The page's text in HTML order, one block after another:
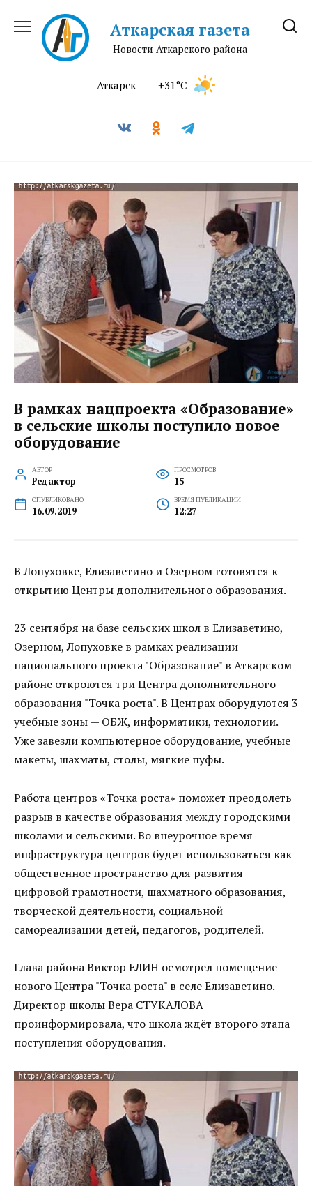
содержанию
Аткарская газета
Новости Аткарского района
Аткарск +31°C
В рамках нацпроекта «Образование»
в сельские школы поступило новое
оборудование
АВТОР
Редактор
ПРОСМОТРОВ
15
ОПУБЛИКОВАНО
16.09.2019
ВРЕМЯ ПУБЛИКАЦИИ
12:27
В Лопуховке, Елизаветино и Озерном готовятся к
открытию Центры дополнительного образования.
23 сентября на базе сельских школ в Елизаветино,
Озерном, Лопуховке в рамках реализации
национального проекта "Образование" в Аткарском
районе откроются три Центра дополнительного
образования "Точка роста". В Центрах оборудуются 3
учебные зоны — ОБЖ, информатики, технологии.
Уже завезли компьютерное оборудование, учебные
макеты, шахматы, столы, мягкие пуфы.
Работа центров «Точка роста» поможет преодолеть
разрыв в качестве образования между городскими
школами и сельскими. Во внеурочное время
инфраструктура центров будет использоваться как
общественное пространство для развития
цифровой грамотности, шахматного образования,
творческой деятельности, социальной
самореализации детей, педагогов, родителей.
Глава района Виктор ЕЛИН осмотрел помещение
нового Центра "Точка роста" в селе Елизаветино.
Директор школы Вера СТУКАЛОВА
проинформировала, что школа ждёт второго этапа
поступления оборудования.